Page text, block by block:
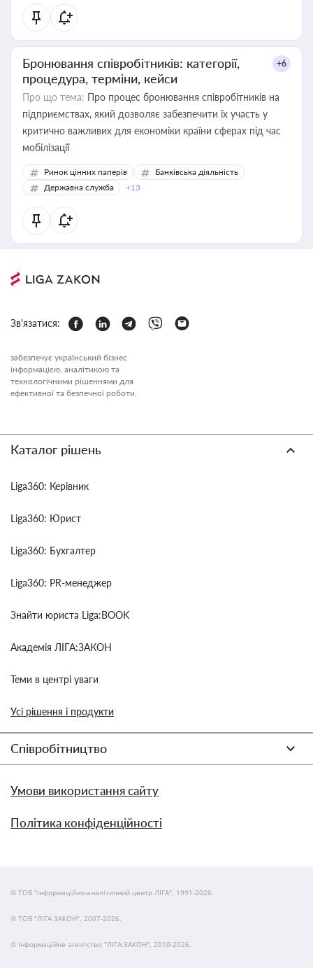
Бронювання співробітників: категорії,
процедура, терміни, кейси
+6
Про що тема: Про процес бронювання співробітників на
підприємствах, який дозволяє забезпечити їх участь у
критично важливих для економіки країни сферах під час
мобілізації
Ринок цінних паперів
Банківська діяльність
Державна служба
+13
Зв'язатися:
забезпечує український бізнес
інформацією, аналітикою та
технологічними рішеннями для
ефективної та безпечної роботи.
Каталог рішень
Liga360: Керівник
Liga360: Юрист
Liga360: Бухгалтер
Liga360: PR-менеджер
Знайти юриста Liga:BOOK
Академія ЛІГА:ЗАКОН
Теми в центрі уваги
Усі рішення і продукти
Співробітництво
Умови використання сайту
Політика конфіденційності
© ТОВ "інформаційно-аналітичний центр ЛІГА", 1991-2026.
© ТОВ "ЛІГА ЗАКОН", 2007-2026.
© Інформаційне агентство "ЛІГА:ЗАКОН", 2010-2026.